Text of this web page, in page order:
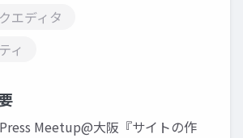
エディタ
ィ
Meetup@大阪『サイトの作